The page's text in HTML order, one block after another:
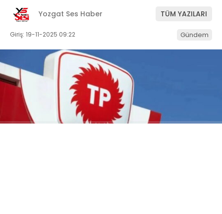
Yozgat Ses Haber TÜM YAZILARI
Giriş: 19-11-2025 09:22 Gündem